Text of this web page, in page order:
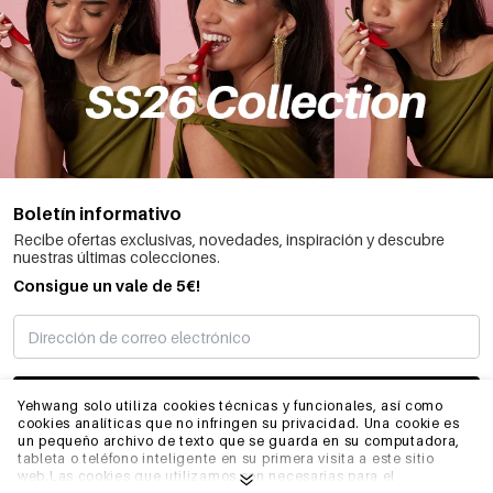
Yehwang solo utiliza cookies técnicas y funcionales, así como
cookies analíticas que no infringen su privacidad. Una cookie es
un pequeño archivo de texto que se guarda en su computadora,
tableta o teléfono inteligente en su primera visita a este sitio
web.Las cookies que utilizamos son necesarias para el
Boletín informativo
Recibe ofertas exclusivas, novedades, inspiración y descubre
nuestras últimas colecciones.
Consigue un vale de 5€!
SUSCRIBIRME
INFORMACIÓN